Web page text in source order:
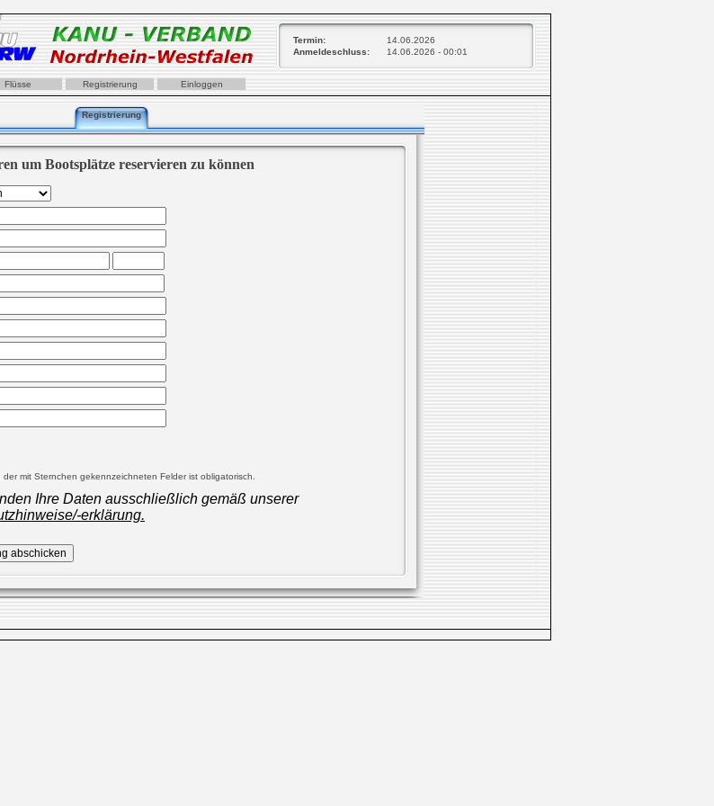
Termin:
14.06.2026
Anmeldeschluss:
14.06.2026 - 00:01
Flüsse Registrierung Einloggen
Registrierung
um Bootsplätze reservieren zu können
der mit Sternchen gekennzeichneten Felder ist obligatorisch.
Ihre Daten ausschließlich gemäß unserer
erklärung.